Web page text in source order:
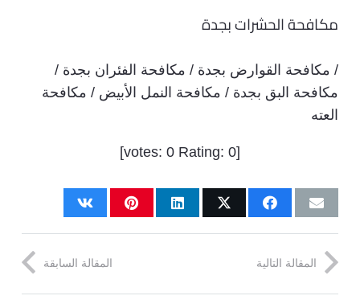
مكافحة الحشرات بجدة
/ مكافحة القوارض بجدة / مكافحة الفئران بجدة /
مكافحة البق بجدة / مكافحة النمل الأبيض / مكافحة
العته
[votes:
0 Rating: 0
]
المقالة السابقة المقالة التالية